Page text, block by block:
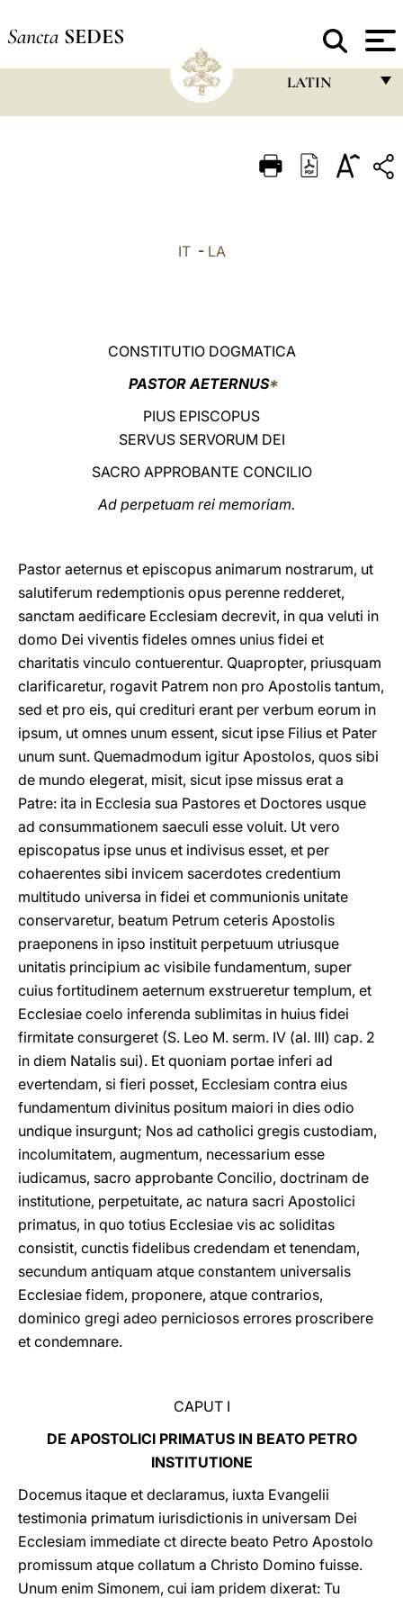
Sancta SEDES
LATIN
FRANÇAIS
ENGLISH
IT- LA
CONSTITUTIO DOGMATICA
PASTOR AETERNUS*
PIUS EPISCOPUS
SERVUS SERVORUM DEI
SACRO APPROBANTE CONCILIO
Ad perpetuam rei memoriam.
Pastor aeternus et episcopus animarum nostrarum, ut
salutiferum redemptionis opus perenne redderet,
sanctam aedificare Ecclesiam decrevit, in qua veluti in
domo Dei viventis fideles omnes unius fidei et
charitatis vinculo contuerentur. Quapropter, priusquam
clarificaretur, rogavit Patrem non pro Apostolis tantum,
sed et pro eis, qui credituri erant per verbum eorum in
ipsum, ut omnes unum essent, sicut ipse Filius et Pater
unum sunt. Quemadmodum igitur Apostolos, quos sibi
de mundo elegerat, misit, sicut ipse missus erat a
Patre: ita in Ecclesia sua Pastores et Doctores usque
ad consummationem saeculi esse voluit. Ut vero
episcopatus ipse unus et indivisus esset, et per
cohaerentes sibi invicem sacerdotes credentium
multitudo universa in fidei et communionis unitate
conservaretur, beatum Petrum ceteris Apostolis
praeponens in ipso instituit perpetuum utriusque
unitatis principium ac visibile fundamentum, super
cuius fortitudinem aeternum exstrueretur templum, et
Ecclesiae coelo inferenda sublimitas in huius fidei
firmitate consurgeret (S. Leo M. serm. IV (al. III) cap. 2
in diem Natalis sui). Et quoniam portae inferi ad
evertendam, si fieri posset, Ecclesiam contra eius
fundamentum divinitus positum maiori in dies odio
undique insurgunt; Nos ad catholici gregis custodiam,
incolumitatem, augmentum, necessarium esse
iudicamus, sacro approbante Concilio, doctrinam de
institutione, perpetuitate, ac natura sacri Apostolici
primatus, in quo totius Ecclesiae vis ac soliditas
consistit, cunctis fidelibus credendam et tenendam,
secundum antiquam atque constantem universalis
Ecclesiae fidem, proponere, atque contrarios,
dominico gregi adeo perniciosos errores proscribere
et condemnare.
CAPUT I
DE APOSTOLICI PRIMATUS IN BEATO PETRO
INSTITUTIONE
Docemus itaque et declaramus, iuxta Evangelii
testimonia primatum iurisdictionis in universam Dei
Ecclesiam immediate ct directe beato Petro Apostolo
promissum atque collatum a Christo Domino fuisse.
Unum enim Simonem, cui iam pridem dixerat: Tu